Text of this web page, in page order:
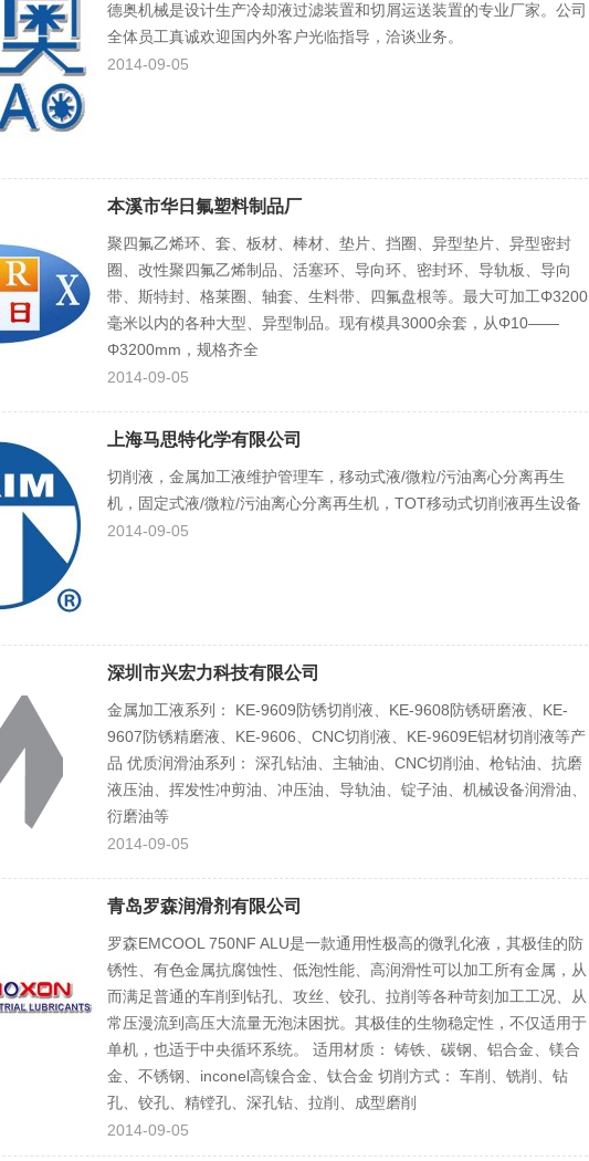
德奥机械是设计生产冷却液过滤装置和切屑运送装置的专业厂家。公司
全体员工真诚欢迎国内外客户光临指导，洽谈业务。
2014-09-05
本溪市华日氟塑料制品厂
聚四氟乙烯环、套、板材、棒材、垫片、挡圈、异型垫片、异型密封
圈、改性聚四氟乙烯制品、活塞环、导向环、密封环、导轨板、导向
带、斯特封、格莱圈、轴套、生料带、四氟盘根等。最大可加工Φ3200
毫米以内的各种大型、异型制品。现有模具3000余套，从Φ10——
Φ3200mm，规格齐全
2014-09-05
上海马思特化学有限公司
切削液，金属加工液维护管理车，移动式液/微粒/污油离心分离再生
机，固定式液/微粒/污油离心分离再生机，TOT移动式切削液再生设备
2014-09-05
深圳市兴宏力科技有限公司
金属加工液系列： KE-9609防锈切削液、KE-9608防锈研磨液、KE-
9607防锈精磨液、KE-9606、CNC切削液、KE-9609E铝材切削液等产
品 优质润滑油系列： 深孔钻油、主轴油、CNC切削油、枪钻油、抗磨
液压油、挥发性冲剪油、冲压油、导轨油、锭子油、机械设备润滑油、
衍磨油等
2014-09-05
青岛罗森润滑剂有限公司
罗森EMCOOL 750NF ALU是一款通用性极高的微乳化液，其极佳的防
锈性、有色金属抗腐蚀性、低泡性能、高润滑性可以加工所有金属，从
而满足普通的车削到钻孔、攻丝、铰孔、拉削等各种苛刻加工工况、从
常压漫流到高压大流量无泡沫困扰。其极佳的生物稳定性，不仅适用于
单机，也适于中央循环系统。 适用材质： 铸铁、碳钢、铝合金、镁合
金、不锈钢、inconel高镍合金、钛合金 切削方式： 车削、铣削、钻
孔、铰孔、精镗孔、深孔钻、拉削、成型磨削
2014-09-05